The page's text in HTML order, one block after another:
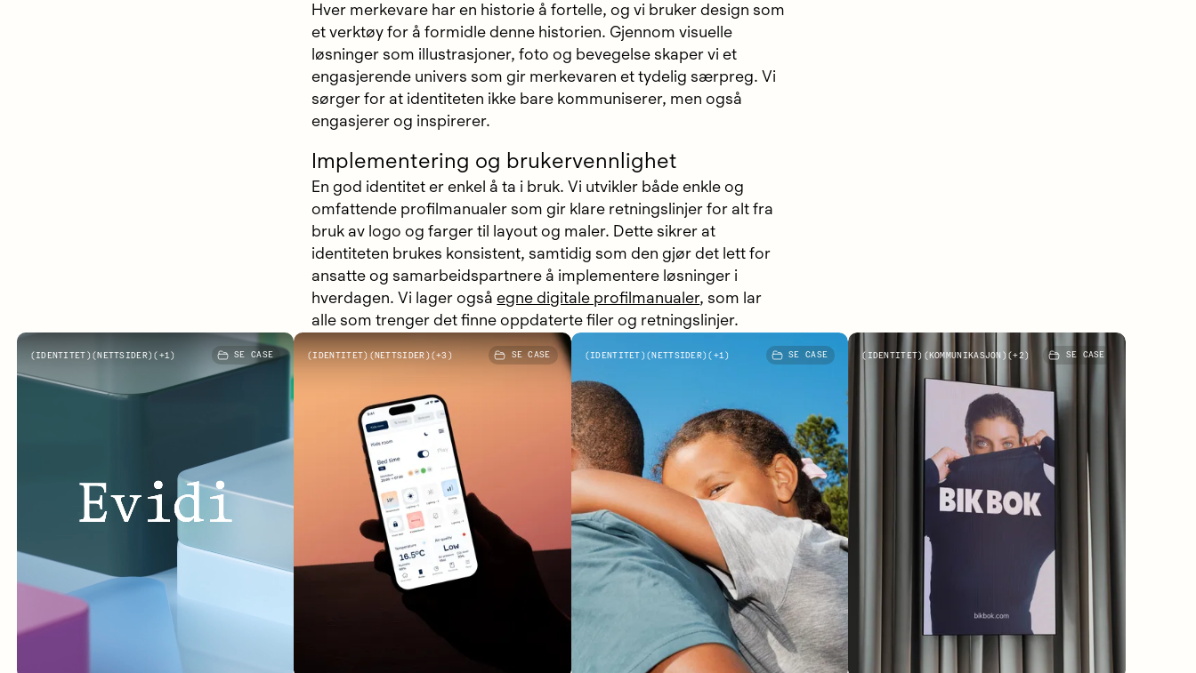
Hver merkevare har en historie å fortelle, og vi bruker design som
et verktøy for å formidle denne historien. Gjennom visuelle
løsninger som illustrasjoner, foto og bevegelse skaper vi et
engasjerende univers som gir merkevaren et tydelig særpreg. Vi
sørger for at identiteten ikke bare kommuniserer, men også
engasjerer og inspirerer.
Implementering og brukervennlighet
En god identitet er enkel å ta i bruk. Vi utvikler både enkle og
omfattende profilmanualer som gir klare retningslinjer for alt fra
bruk av logo og farger til layout og maler. Dette sikrer at
identiteten brukes konsistent, samtidig som den gjør det lett for
ansatte og samarbeidspartnere å implementere løsninger i
hverdagen. Vi lager ogsåegne digitale profilmanualer, som lar
alle som trenger det finne oppdaterte filer og retningslinjer.
IDENTITET NETTSIDER +1 SE CASE
Evidi IDENTITET NETTSIDER +3 SE CASE
Abra IDENTITET NETTSIDER +1 SE CASE
Barneombudet
IDENTITET KOMMUNIKASJON +2 SE CASE
Bik Bok